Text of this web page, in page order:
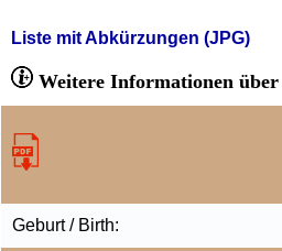
Liste mit Abkürzungen (JPG)
Weitere Informationen
Geburt / Birth: